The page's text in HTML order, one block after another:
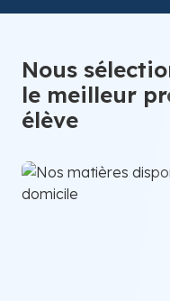
Nous
le meilleur
élève